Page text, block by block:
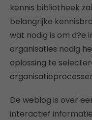
kennis bibliotheek
belangrijke
wat nodig is om d?e
organisaties nodig
oplossing te
De weblog is over
interactief